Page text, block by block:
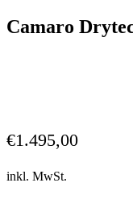
Camaro
€1.495,00
inkl. MwSt.